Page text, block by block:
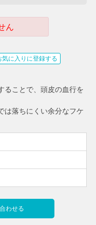
ん
気に入りに登録する
わせる
ることで、頭皮の血行を
は落ちにくい余分なフケ